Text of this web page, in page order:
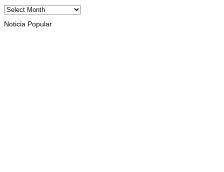
Archives
Noticia Popular